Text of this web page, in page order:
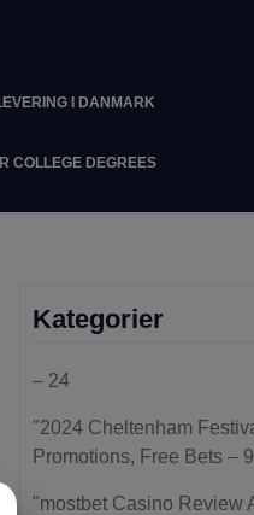
I DANMARK
COLLEGE DEGREES
Kategorier
– 24
"2024 Cheltenham
Promotions, Free Bets –
"mostbet Casino Review